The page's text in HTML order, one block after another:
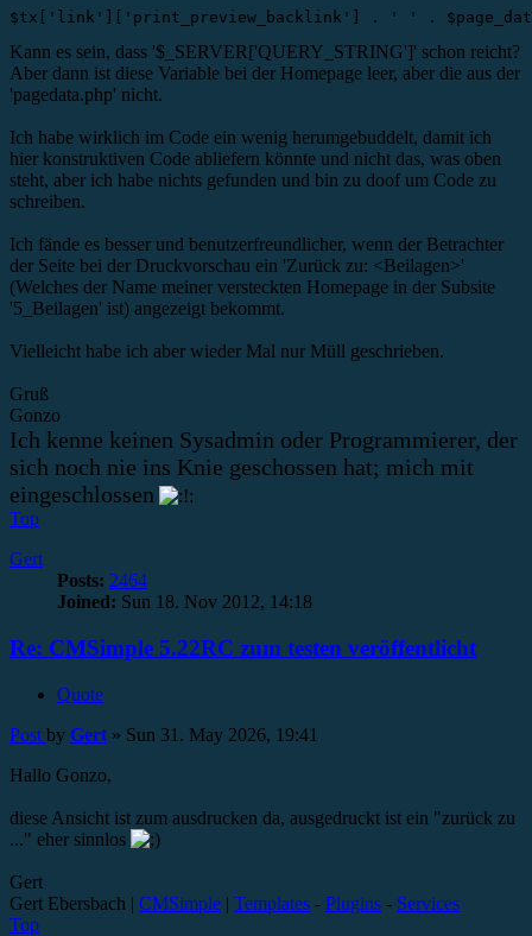
$tx['link']['print_preview_backlink'] . ' ' .
Kann es sein, dass '$_SERVER['QUERY_STRING']' schon reicht?
Aber dann ist diese Variable bei der Homepage leer, aber die aus der
'pagedata.php' nicht.
Ich habe wirklich im Code ein wenig herumgebuddelt, damit ich
hier konstruktiven Code abliefern könnte und nicht das, was oben
steht, aber ich habe nichts gefunden und bin zu doof um Code zu
schreiben.
Ich fände es besser und benutzerfreundlicher, wenn der Betrachter
der Seite bei der Druckvorschau ein 'Zurück zu: <Beilagen>'
(Welches der Name meiner versteckten Homepage in der Subsite
'5_Beilagen' ist) angezeigt bekommt.
Vielleicht habe ich aber wieder Mal nur Müll geschrieben.
Gruß
Gonzo
Ich kenne keinen Sysadmin oder Programmierer, der
sich noch nie ins Knie geschossen hat; mich mit
eingeschlossen
Top
Gert
Posts: 2464
Joined: Sun 18. Nov 2012, 14:18
Re: CMSimple 5.22RC zum testen veröffentlicht
Quote
Post by Gert » Sun 31. May 2026, 19:41
Hallo Gonzo,
diese Ansicht ist zum ausdrucken da, ausgedruckt ist ein "zurück zu
..." eher sinnlos
Gert
Gert Ebersbach | CMSimple | Templates - Plugins - Services
Top